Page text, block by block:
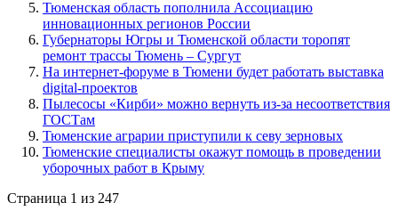
Тюменская область пополнила Ассоциацию
инновационных регионов России
Губернаторы Югры и Тюменской области торопят
ремонт трассы Тюмень – Сургут
На интернет-форуме в Тюмени будет работать выставка
digital-проектов
Пылесосы «Кирби» можно вернуть из-за несоответствия
ГОСТам
Тюменские аграрии приступили к севу зерновых
Тюменские специалисты окажут помощь в проведении
уборочных работ в Крыму
Страница 1 из 247